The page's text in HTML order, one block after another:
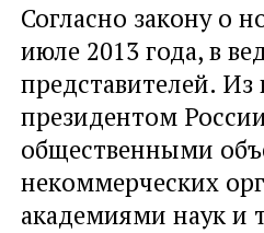
Согласно закону о
июле 2013 года, в
представителей.
президентом
общественными
некоммерческих
академиями наук и